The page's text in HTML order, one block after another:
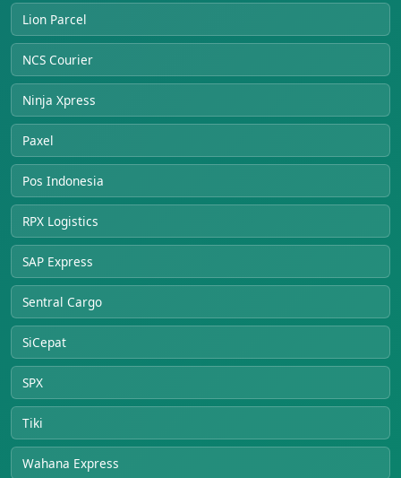
Lion Parcel
NCS Courier
Ninja Xpress
Paxel
Pos Indonesia
RPX Logistics
SAP Express
Sentral Cargo
SiCepat
SPX
Tiki
Wahana Express